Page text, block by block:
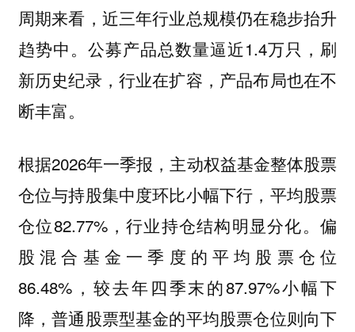
周期来看，近三年行业总规模仍在稳步抬升
趋势中。公募产品总数量逼近1.4万只，刷
新历史纪录，行业在扩容，产品布局也在不
断丰富。
根据2026年一季报，主动权益基金整体股票
仓位与持股集中度环比小幅下行，平均股票
仓位82.77%，行业持仓结构明显分化。偏
股混合基金一季度的平均股票仓位
86.48%，较去年四季末的87.97%小幅下
降，普通股票型基金的平均股票仓位则向下